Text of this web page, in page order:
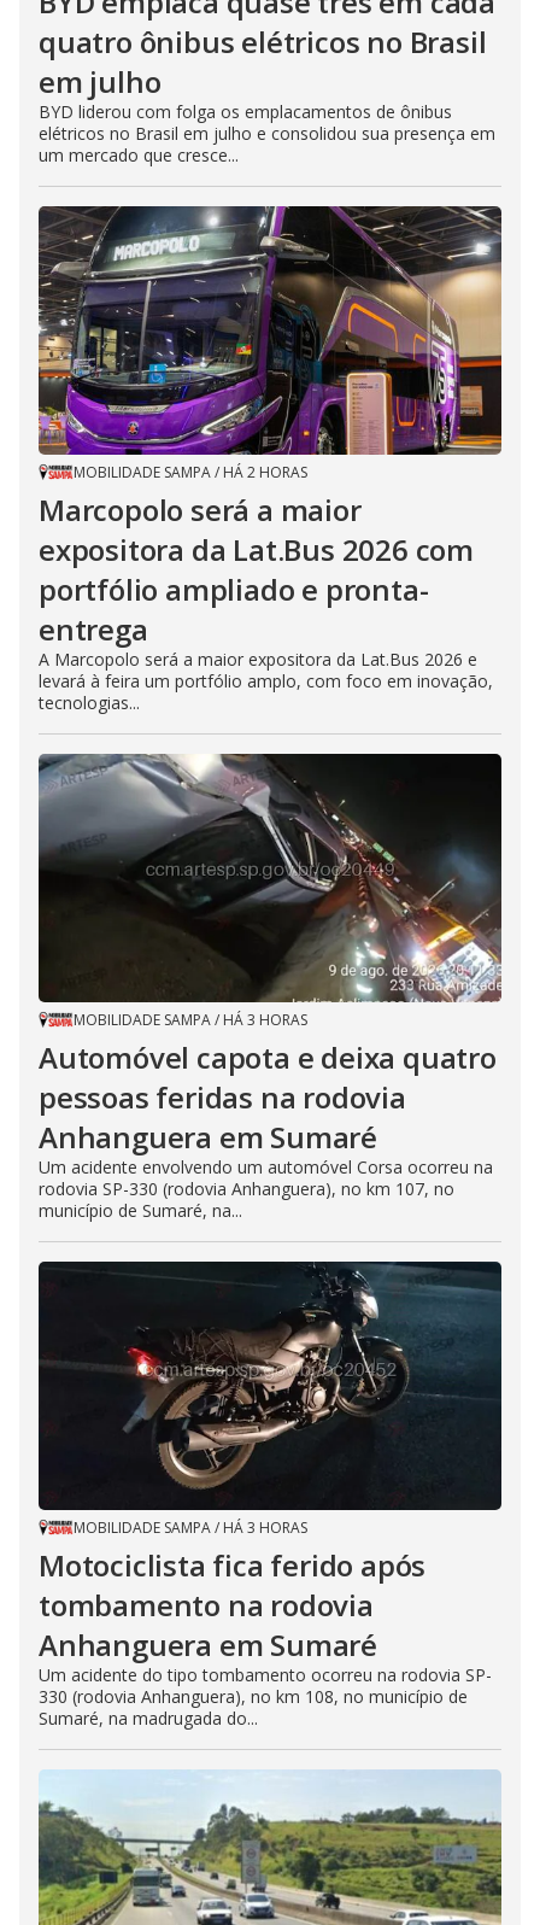
quatro ônibus elétricos no Brasil
em julho
BYD liderou com folga os emplacamentos de ônibus
elétricos no Brasil em julho e consolidou sua presença em
um mercado que cresce...
MOBILIDADE SAMPA/ HÁ 2 HORAS
Marcopolo será a maior
expositora da Lat.Bus 2026 com
portfólio ampliado e pronta-
entrega
A Marcopolo será a maior expositora da Lat.Bus 2026 e
levará à feira um portfólio amplo, com foco em inovação,
tecnologias...
MOBILIDADE SAMPA/ HÁ 3 HORAS
Automóvel capota e deixa quatro
pessoas feridas na rodovia
Anhanguera em Sumaré
Um acidente envolvendo um automóvel Corsa ocorreu na
rodovia SP-330 (rodovia Anhanguera), no km 107, no
município de Sumaré, na...
MOBILIDADE SAMPA/ HÁ 3 HORAS
Motociclista fica ferido após
tombamento na rodovia
Anhanguera em Sumaré
Um acidente do tipo tombamento ocorreu na rodovia SP-
330 (rodovia Anhanguera), no km 108, no município de
Sumaré, na madrugada do...